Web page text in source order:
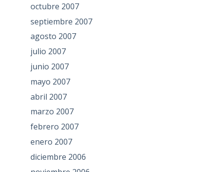
octubre 2007
septiembre 2007
agosto 2007
julio 2007
junio 2007
mayo 2007
abril 2007
marzo 2007
febrero 2007
enero 2007
diciembre 2006